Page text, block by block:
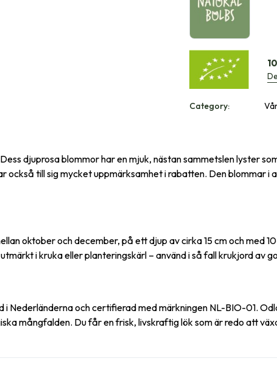
Category:
djuprosa blommor har en mjuk, nästan sammetslen lyster
också till sig mycket uppmärksamhet i rabatten. Den blommar
oktober och december, på ett djup av cirka 15 cm och med
i kruka eller planteringskärl – använd i så fall krukjord av
i Nederländerna och certifierad med märkningen NL-BIO-01.
mångfalden. Du får en frisk, livskraftig lök som är redo att